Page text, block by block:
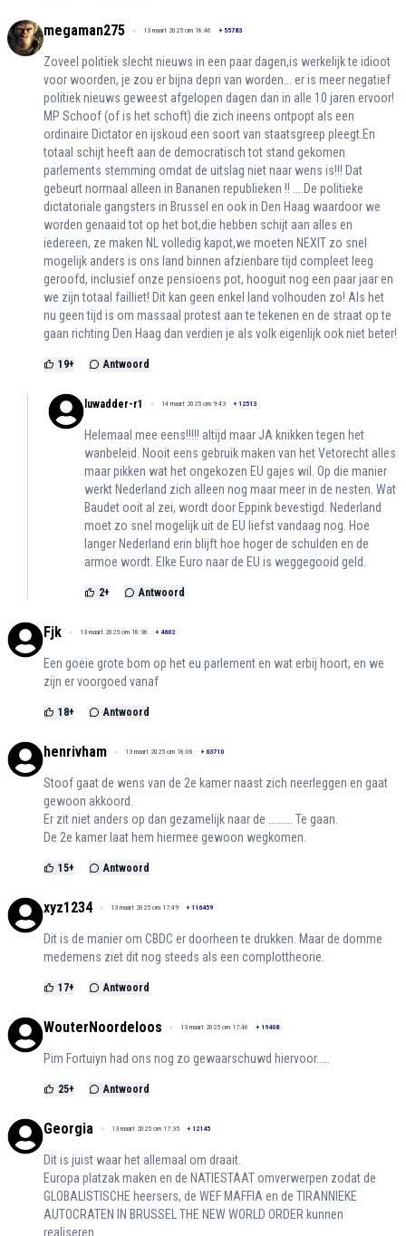
megaman275 13 maart 2025 om 18:46 + 55783
Zoveel politiek slecht nieuws in een paar dagen,is werkelijk te idioot
voor woorden, je zou er bijna depri van worden... er is meer negatief
politiek nieuws geweest afgelopen dagen dan in alle 10 jaren ervoor!
MP Schoof (of is het schoft) die zich ineens ontpopt als een
ordinaire Dictator en ijskoud een soort van staatsgreep pleegt.En
totaal schijt heeft aan de democratisch tot stand gekomen
parlements stemming omdat de uitslag niet naar wens is!!! Dat
gebeurt normaal alleen in Bananen republieken !! ....De politieke
dictatoriale gangsters in Brussel en ook in Den Haag waardoor we
worden genaaid tot op het bot,die hebben schijt aan alles en
iedereen, ze maken NL volledig kapot,we moeten NEXIT zo snel
mogelijk anders is ons land binnen afzienbare tijd compleet leeg
geroofd, inclusief onze pensioens pot, hooguit nog een paar jaar en
we zijn totaal failliet! Dit kan geen enkel land volhouden zo! Als het
nu geen tijd is om massaal protest aan te tekenen en de straat op te
gaan richting Den Haag dan verdien je als volk eigenlijk ook niet beter!
19+ Antwoord
luwadder-r1 14 maart 2025 om 9:43 + 12513
Helemaal mee eens!!!!! altijd maar JA knikken tegen het
wanbeleid. Nooit eens gebruik maken van het Vetorecht alles
maar pikken wat het ongekozen EU gajes wil. Op die manier
werkt Nederland zich alleen nog maar meer in de nesten. Wat
Baudet ooit al zei, wordt door Eppink bevestigd. Nederland
moet zo snel mogelijk uit de EU liefst vandaag nog. Hoe
langer Nederland erin blijft hoe hoger de schulden en de
armoe wordt. Elke Euro naar de EU is weggegooid geld.
2+ Antwoord
Fjk 13 maart 2025 om 18:36 + 4602
Een goeie grote bom op het eu parlement en wat erbij hoort, en we
zijn er voorgoed vanaf
18+ Antwoord
henrivham 13 maart 2025 om 18:08 + 63710
Stoof gaat de wens van de 2e kamer naast zich neerleggen en gaat
gewoon akkoord.
Er zit niet anders op dan gezamelijk naar de ………. Te gaan.
De 2e kamer laat hem hiermee gewoon wegkomen.
15+ Antwoord
xyz1234 13 maart 2025 om 17:49 + 116459
Dit is de manier om CBDC er doorheen te drukken. Maar de domme
medemens ziet dit nog steeds als een complottheorie.
17+ Antwoord
WouterNoordeloos 13 maart 2025 om 17:46 + 19408
Pim Fortuiyn had ons nog zo gewaarschuwd hiervoor.....
25+ Antwoord
Georgia 13 maart 2025 om 17:35 + 12145
Dit is juist waar het allemaal om draait.
Europa platzak maken en de NATIESTAAT omverwerpen zodat de
GLOBALISTISCHE heersers, de WEF MAFFIA en de TIRANNIEKE
AUTOCRATEN IN BRUSSEL THE NEW WORLD ORDER kunnen
realiseren.